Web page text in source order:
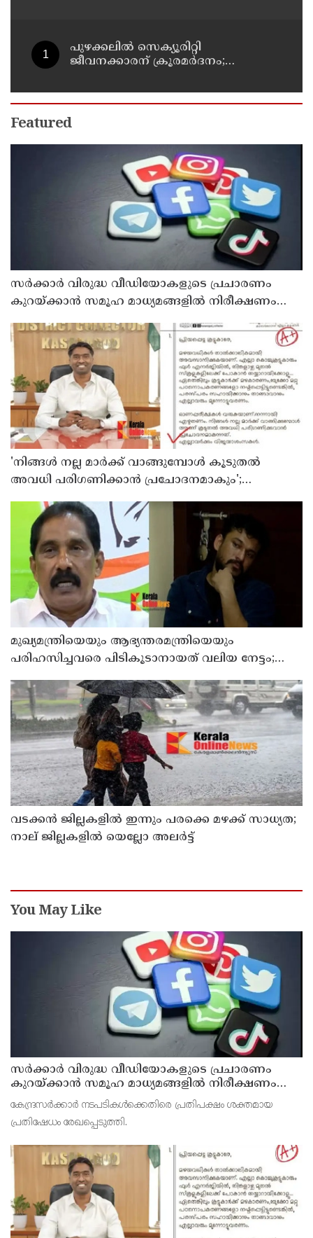
പുഴക്കലില്‍ സെക്യൂരിറ്റി
ജീവനക്കാരന് ക്രൂരമര്‍ദനം;
തുടരുന്നു
Featured
സര്‍ക്കാര്‍ വിരുദ്ധ വീഡിയോകളുടെ പ്രചാരണം
കുറയ്ക്കാന്‍ സമൂഹ മാധ്യമങ്ങളില്‍ നിരീക്ഷണം
'നിങ്ങള്‍ നല്ല മാര്‍ക്ക് വാങ്ങുമ്പോള്‍ കൂടുതല്‍
അവധി പരിഗണിക്കാന്‍ പ്രചോദനമാകും';
മുഖ്യമന്ത്രിയെയും ആഭ്യന്തരമന്ത്രിയെയും
പരിഹസിച്ചവരെ പിടികൂടാനായത് വലിയ നേട്ടം;
വടക്കന്‍ ജില്ലകളില്‍ ഇന്നും പരക്കെ മഴക്ക് സാധ്യത;
നാല് ജില്ലകളില്‍ യെല്ലോ അലര്‍ട്ട്
You May Like
സര്‍ക്കാര്‍ വിരുദ്ധ വീഡിയോകളുടെ പ്രചാരണം
കുറയ്ക്കാന്‍ സമൂഹ മാധ്യമങ്ങളില്‍ നിരീക്ഷണം
ശക്തമാക്കി കേന്ദ്രം
കേന്ദ്രസര്‍ക്കാര്‍ നടപടികള്‍ക്കെതിരെ പ്രതിപക്ഷം ശക്തമായ
പ്രതിഷേധം രേഖപ്പെടുത്തി.